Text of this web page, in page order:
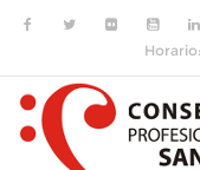
Pasar al contenido